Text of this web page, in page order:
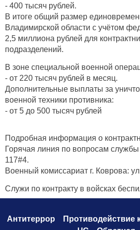
- 400 тысяч рублей.
В итоге общий размер
Владимирской области с учётом
2,5 миллиона рублей для
подразделений.
В зоне специальной военной
- от 220 тысяч рублей в месяц.
Дополнительные выплаты за
военной техники противника:
- от 5 до 500 тысяч рублей
Подробная информация о
Горячая линия по вопросам службы
117#4.
Военный комиссариат г. Коврова:
Служи по контракту в войсках
Антитеррор Противодействие